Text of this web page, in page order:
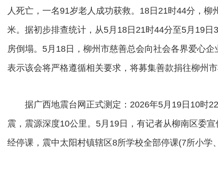
人死亡，一名91岁老人成功获救。18日21时44分，
米。据初步排查统计，从5月18日21时44分至5月19
房倒塌。5月18日，柳州市慈善总会向社会各界爱心
表示该会将严格遵循相关要求，将募集善款捐往柳州
据广西地震台网正式测定：2026年5月19日10时
震，震源深度10公里。5月19日，有记者从柳南区委
经停课，震中太阳村镇辖区8所学校全部停课(7所小学